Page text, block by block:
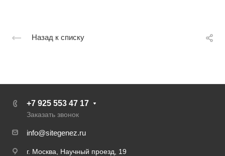
Назад к списку
+7 925 553 47 17
Заказать звонок
info@sitegenez.ru
г. Москва, Научный проезд, 19